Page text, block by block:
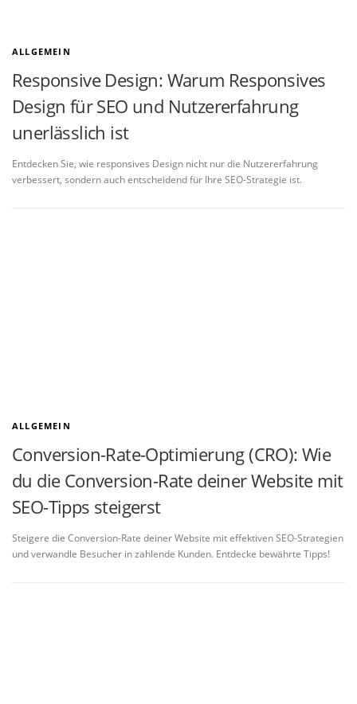
ALLGEMEIN
Responsive Design: Warum Responsives
Design für SEO und Nutzererfahrung
unerlässlich ist
Entdecken Sie, wie responsives Design nicht nur die Nutzererfahrung
verbessert, sondern auch entscheidend für Ihre SEO-Strategie ist.
ALLGEMEIN
Conversion-Rate-Optimierung (CRO): Wie
du die Conversion-Rate deiner Website mit
SEO-Tipps steigerst
Steigere die Conversion-Rate deiner Website mit effektiven SEO-Strategien
und verwandle Besucher in zahlende Kunden. Entdecke bewährte Tipps!